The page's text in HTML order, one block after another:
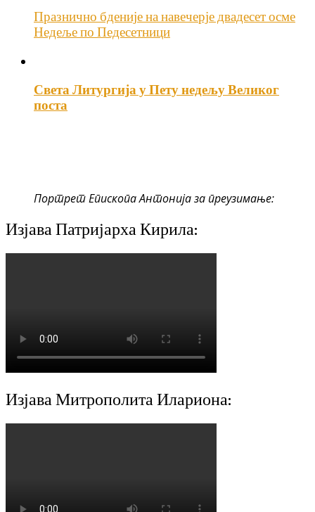
Празнично бденије на навечерје двадесет осме
Недеље по Педесетници
Света Литургија у Пету недељу Великог
поста
Портрет Епископа Антонија за преузимање:
Изјава Патријарха Кирила:
Изјава Митрополита Илариона: